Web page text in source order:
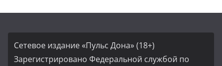
Сетевое издание «Пульс Дона» (18+)
Зарегистрировано Федеральной службой по